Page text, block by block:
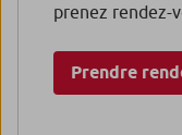
prenez rendez-
Prendre